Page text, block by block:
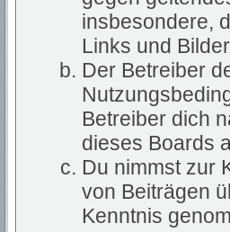
insbesondere,
Links und
Der Betreiber
Betreiber dich
dieses Boards
Du nimmst zur
von Beiträgen
Kenntnis